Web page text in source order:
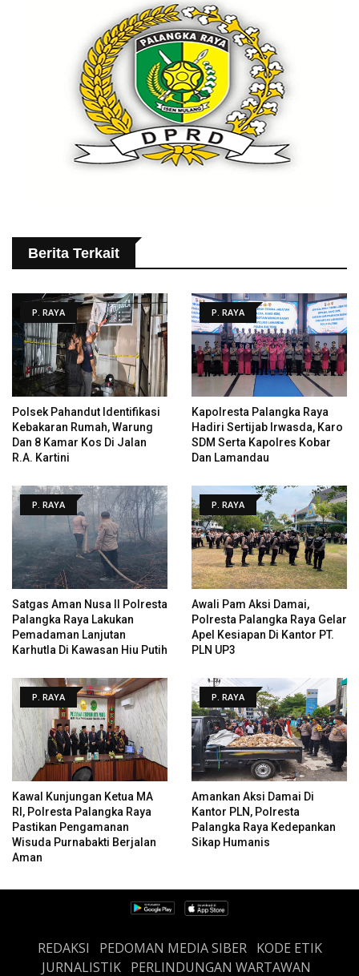
Berita Terkait
P. RAYA
Polsek Pahandut Identifikasi
Kebakaran Rumah, Warung
Dan 8 Kamar Kos Di Jalan
R.A. Kartini
P. RAYA
Kapolresta Palangka Raya
Hadiri Sertijab Irwasda, Karo
SDM Serta Kapolres Kobar
Dan Lamandau
P. RAYA
Satgas Aman Nusa II Polresta
Palangka Raya Lakukan
Pemadaman Lanjutan
Karhutla Di Kawasan Hiu Putih
P. RAYA
Awali Pam Aksi Damai,
Polresta Palangka Raya Gelar
Apel Kesiapan Di Kantor PT.
PLN UP3
P. RAYA
Kawal Kunjungan Ketua MA
RI, Polresta Palangka Raya
Pastikan Pengamanan
Wisuda Purnabakti Berjalan
Aman
P. RAYA
Amankan Aksi Damai Di
Kantor PLN, Polresta
Palangka Raya Kedepankan
Sikap Humanis
REDAKSI PEDOMAN MEDIA SIBER
KODE ETIK
JURNALISTIK PERLINDUNGAN WARTAWAN